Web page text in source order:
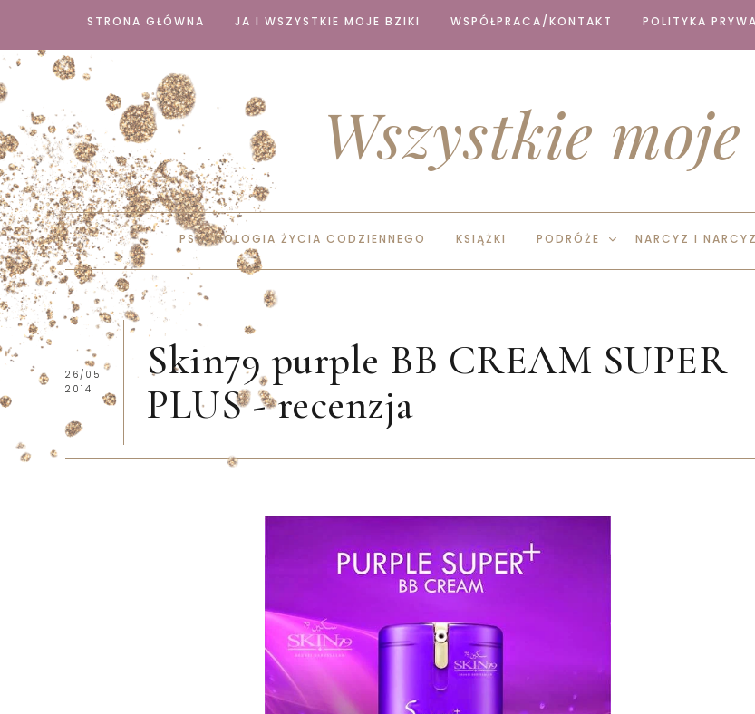
STRONA GŁÓWNA JA I WSZYSTKIE MOJE BZIKI WSPÓŁPRACA/KONTAKT POLITYKA
Wszystkie
PSYCHOLOGIA ŻYCIA CODZIENNEGO KSIĄŻKI PODRÓŻE NARCYZ I
26/05
2014
Skin79 purple BB CREAM SUPER
PLUS - recenzja